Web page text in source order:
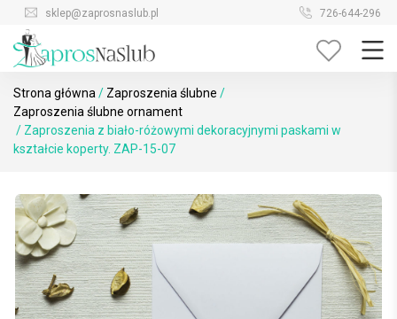
Skip
content
sklep@zaprosnaslub.pl 726-644-296
Strona główna / Zaproszenia ślubne /
Zaproszenia ślubne ornament
/ Zaproszenia z biało-różowymi dekoracyjnymi paskami w
kształcie koperty. ZAP-15-07